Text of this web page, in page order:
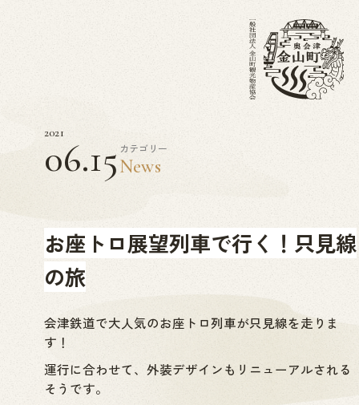
2021
06.15 カテゴリー
News
お座トロ展望列車で行く！只見線
の旅
会津鉄道で大人気のお座トロ列車が只見線を走りま
す！
運行に合わせて、外装デザインもリニューアルされる
そうです。